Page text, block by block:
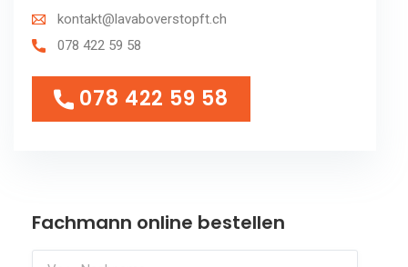
kontakt@lavaboverstopft.ch
078 422 59 58
078 422 59 58
078 422 59 58
Fachmann online bestellen